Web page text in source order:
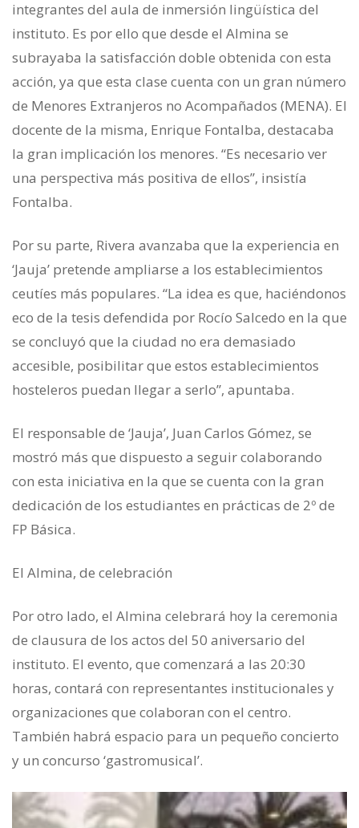
integrantes del aula de inmersión lingüística del
instituto. Es por ello que desde el Almina se
subrayaba la satisfacción doble obtenida con esta
acción, ya que esta clase cuenta con un gran número
de Menores Extranjeros no Acompañados (MENA). El
docente de la misma, Enrique Fontalba, destacaba
la gran implicación los menores. “Es necesario ver
una perspectiva más positiva de ellos”, insistía
Fontalba.
Por su parte, Rivera avanzaba que la experiencia en
‘Jauja’ pretende ampliarse a los establecimientos
ceutíes más populares. “La idea es que, haciéndonos
eco de la tesis defendida por Rocío Salcedo en la que
se concluyó que la ciudad no era demasiado
accesible, posibilitar que estos establecimientos
hosteleros puedan llegar a serlo”, apuntaba.
El responsable de ‘Jauja’, Juan Carlos Gómez, se
mostró más que dispuesto a seguir colaborando
con esta iniciativa en la que se cuenta con la gran
dedicación de los estudiantes en prácticas de 2º de
FP Básica.
El Almina, de celebración
Por otro lado, el Almina celebrará hoy la ceremonia
de clausura de los actos del 50 aniversario del
instituto. El evento, que comenzará a las 20:30
horas, contará con representantes institucionales y
organizaciones que colaboran con el centro.
También habrá espacio para un pequeño concierto
y un concurso ‘gastromusical’.